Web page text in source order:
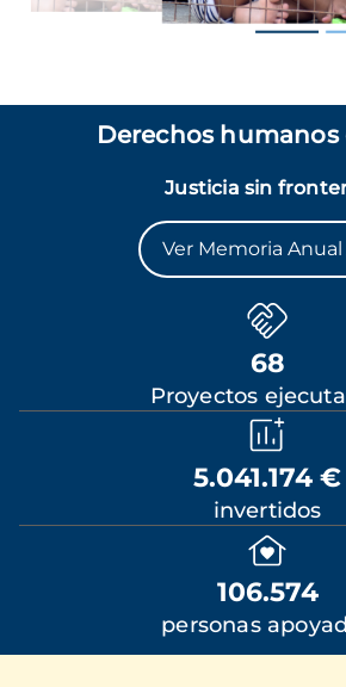
Derechos humanos
Justicia sin
Ver Memoria Anual
68
Proyectos
5.041.174 €
invertidos
106.574
personas